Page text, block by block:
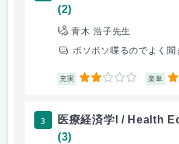
(2)
青木 浩子先生
ボソボソ喋るのでよく聞
充実 2 楽単
3
医療経済学I / Health
(3)